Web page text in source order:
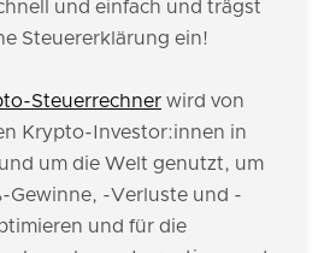
und einfach und trägst
Steuererklärung ein!
Steuerrechner wird von
Krypto-Investor:innen in
um die Welt genutzt, um
Gewinne, -Verluste und -
und für die